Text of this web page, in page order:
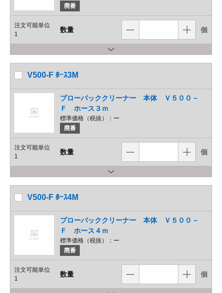
廃番
注文可能単位
1
数量 個
V500-F ﾎｰｽ3M
ブローバッククリーナー 本体 Ｖ５００－
Ｆ ホース３ｍ
標準価格（税抜）： ー
廃番
注文可能単位
1
数量 個
V500-F ﾎｰｽ4M
ブローバッククリーナー 本体 Ｖ５００－
Ｆ ホース４ｍ
標準価格（税抜）： ー
廃番
注文可能単位
1
数量 個